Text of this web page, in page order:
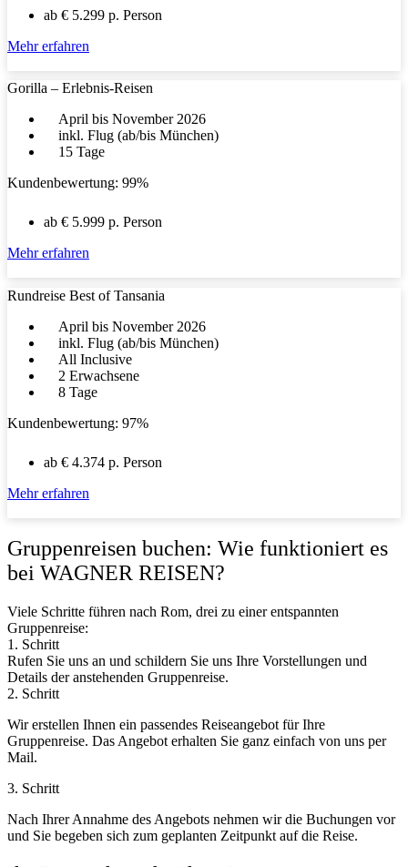
ab € 5.299 p. Person
Mehr erfahren
Gorilla – Erlebnis-Reisen
April bis November 2026
inkl. Flug (ab/bis München)
15 Tage
Kundenbewertung: 99%
ab € 5.999 p. Person
Mehr erfahren
Rundreise Best of Tansania
April bis November 2026
inkl. Flug (ab/bis München)
All Inclusive
2 Erwachsene
8 Tage
Kundenbewertung: 97%
ab € 4.374 p. Person
Mehr erfahren
Gruppenreisen buchen: Wie funktioniert es
bei WAGNER REISEN?
Viele Schritte führen nach Rom, drei zu einer entspannten
Gruppenreise:
1. Schritt
Rufen Sie uns an und schildern Sie uns Ihre Vorstellungen und
Details der anstehenden Gruppenreise.
2. Schritt
Wir erstellen Ihnen ein passendes Reiseangebot für Ihre
Gruppenreise. Das Angebot erhalten Sie ganz einfach von uns per
Mail.
3. Schritt
Nach Ihrer Annahme des Angebots nehmen wir die Buchungen vor
und Sie begeben sich zum geplanten Zeitpunkt auf die Reise.